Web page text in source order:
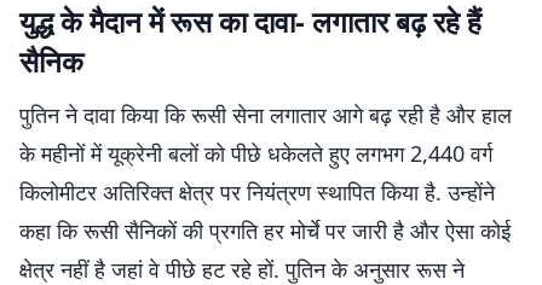
युद्ध के मैदान में रूस का दावा- लगातार बढ़ रहे हैं
सैनिक
पुतिन ने दावा किया कि रूसी सेना लगातार आगे बढ़ रही है और हाल
के महीनों में यूक्रेनी बलों को पीछे धकेलते हुए लगभग 2,440 वर्ग
किलोमीटर अतिरिक्त क्षेत्र पर नियंत्रण स्थापित किया है. उन्होंने
कहा कि रूसी सैनिकों की प्रगति हर मोर्चे पर जारी है और ऐसा कोई
क्षेत्र नहीं है जहां वे पीछे हट रहे हों. पुतिन के अनुसार रूस ने